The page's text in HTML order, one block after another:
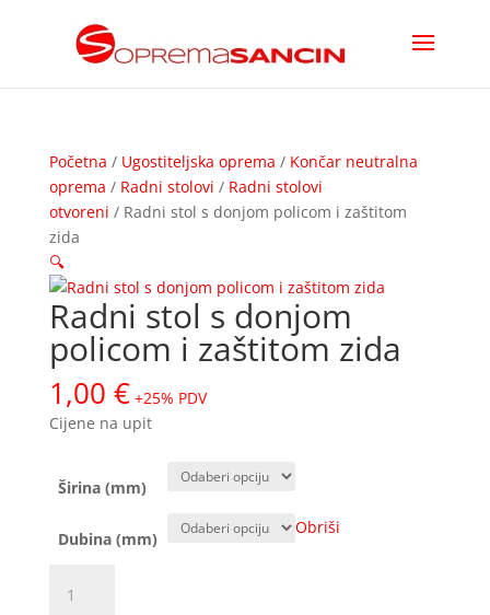
Početna / Ugostiteljska oprema / Končar neutralna
oprema / Radni stolovi / Radni stolovi
otvoreni / Radni stol s donjom policom i zaštitom
zida
🔍
Radni stol s donjom
policom i zaštitom zida
1,00 € +25% PDV
Cijene na upit
Širina (mm)
Dubina (mm)
Obriši
stol